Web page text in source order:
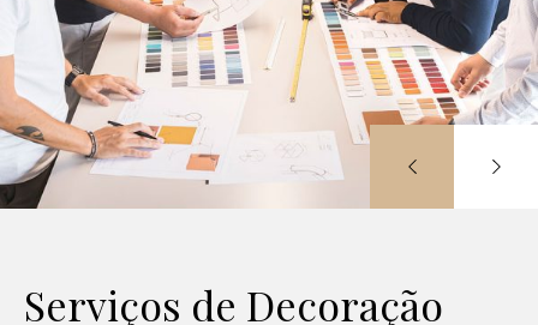
Serviços de Decoração